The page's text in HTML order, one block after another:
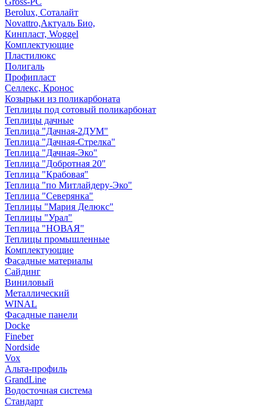
Berolux, Соталайт
Novattro,Актуаль Био,
Кинпласт, Woggel
Комплектующие
Пластилюкс
Полигаль
Профипласт
Селлекс, Кронос
Козырьки из поликарбоната
Теплицы под сотовый поликарбонат
Теплицы дачные
Теплица "Дачная-2ДУМ"
Теплица "Дачная-Стрелка"
Теплица "Дачная-Эко"
Теплица "Добротная 20"
Теплица "Крабовая"
Теплица "по Митлайдеру-Эко"
Теплица "Северянка"
Теплицы "Мария Делюкс"
Теплицы "Урал"
Теплица "НОВАЯ"
Теплицы промышленные
Комплектующие
Фасадные материалы
Сайдинг
Виниловый
Металлический
WINAL
Фасадные панели
Docke
Fineber
Nordside
Vox
Альта-профиль
GrandLine
Водосточная система
Стандарт